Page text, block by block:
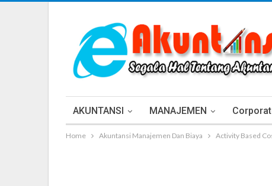
AKUNTANSI MANAJEMEN
Home Akuntansi Manajemen Dan Biaya Activity Based